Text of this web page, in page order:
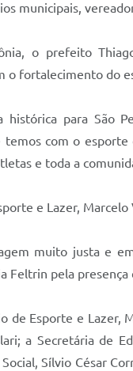
municipais,
o prefeito
o fortalecimento do
histórica para São
temos com o
e toda a
e Lazer,
muito justa e
Feltrin pela
de Esporte e Lazer,
a Secretária de
Sílvio César